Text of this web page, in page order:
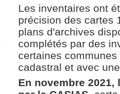
Les inventaires ont
précision des cartes
plans d'archives
complétés par des
certaines
cadastral et avec
En novembre